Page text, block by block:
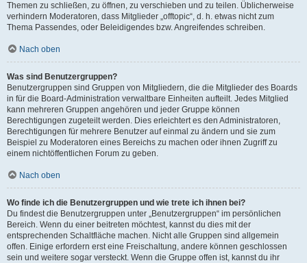
Themen zu schließen, zu öffnen, zu verschieben und zu teilen. Üblicherweise
verhindern Moderatoren, dass Mitglieder „offtopic“, d. h. etwas nicht zum
Thema Passendes, oder Beleidigendes bzw. Angreifendes schreiben.
Nach oben
Was sind Benutzergruppen?
Benutzergruppen sind Gruppen von Mitgliedern, die die Mitglieder des Boards
in für die Board-Administration verwaltbare Einheiten aufteilt. Jedes Mitglied
kann mehreren Gruppen angehören und jeder Gruppe können
Berechtigungen zugeteilt werden. Dies erleichtert es den Administratoren,
Berechtigungen für mehrere Benutzer auf einmal zu ändern und sie zum
Beispiel zu Moderatoren eines Bereichs zu machen oder ihnen Zugriff zu
einem nichtöffentlichen Forum zu geben.
Nach oben
Wo finde ich die Benutzergruppen und wie trete ich ihnen bei?
Du findest die Benutzergruppen unter „Benutzergruppen“ im persönlichen
Bereich. Wenn du einer beitreten möchtest, kannst du dies mit der
entsprechenden Schaltfläche machen. Nicht alle Gruppen sind allgemein
offen. Einige erfordern erst eine Freischaltung, andere können geschlossen
sein und weitere sogar versteckt. Wenn die Gruppe offen ist, kannst du ihr